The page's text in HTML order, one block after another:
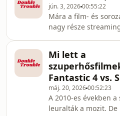
elborzasztó példa
általában akkor
amikor
színészek
magyarázni. De mi
acting, és miért van
Ez derül ki ebből az
emailt írnál: do
jún. 3, 202600:55:22
Mára a film- és
nagy része
az epizódban
streaming
saját első
felületekkel, és
hol romlott el
Mi lett a
Fantastic 4 vs.
máj. 20, 202600:52:23
A 2010-es években
leuralták a mozit.